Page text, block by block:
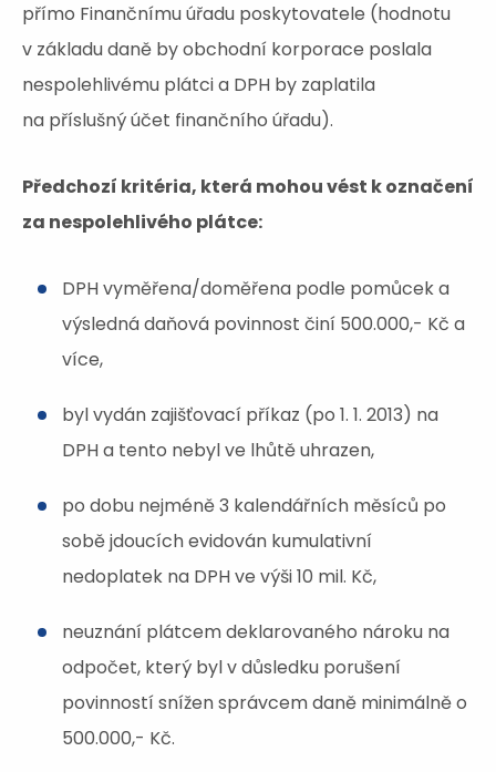
přímo Finančnímu úřadu poskytovatele (hodnotu
v základu daně by obchodní korporace poslala
nespolehlivému plátci a DPH by zaplatila
na příslušný účet finančního úřadu).
Předchozí kritéria, která mohou vést k označení
za nespolehlivého plátce:
DPH vyměřena/doměřena podle pomůcek a
výsledná daňová povinnost činí 500.000,- Kč a
více,
byl vydán zajišťovací příkaz (po 1. 1. 2013) na
DPH a tento nebyl ve lhůtě uhrazen,
po dobu nejméně 3 kalendářních měsíců po
sobě jdoucích evidován kumulativní
nedoplatek na DPH ve výši 10 mil. Kč,
neuznání plátcem deklarovaného nároku na
odpočet, který byl v důsledku porušení
povinností snížen správcem daně minimálně o
500.000,- Kč.